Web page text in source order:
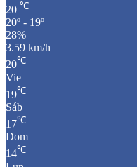
20 ℃
20º - 19º
28%
3.59 km/h
20℃
Vie
19℃
Sáb
17℃
Dom
14℃